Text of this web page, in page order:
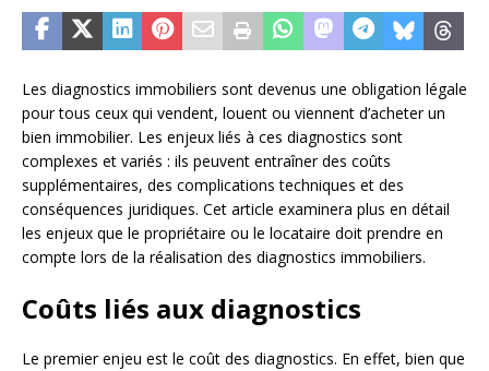
Les diagnostics immobiliers sont devenus une obligation légale
pour tous ceux qui vendent, louent ou viennent d’acheter un
bien immobilier. Les enjeux liés à ces diagnostics sont
complexes et variés : ils peuvent entraîner des coûts
supplémentaires, des complications techniques et des
conséquences juridiques. Cet article examinera plus en détail
les enjeux que le propriétaire ou le locataire doit prendre en
compte lors de la réalisation des diagnostics immobiliers.
Coûts liés aux diagnostics
Le premier enjeu est le coût des diagnostics. En effet, bien que